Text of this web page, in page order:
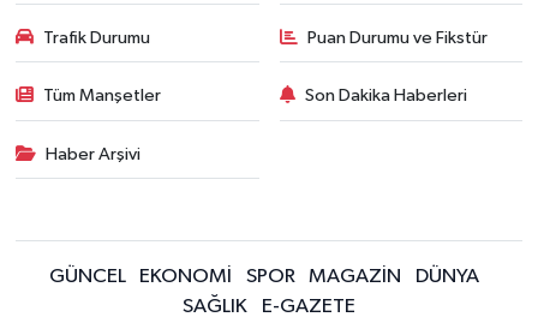
Trafik Durumu Puan Durumu ve Fikstür
Tüm Manşetler Son Dakika Haberleri
Haber Arşivi
GÜNCEL EKONOMİ SPOR MAGAZİN
DÜNYA
SAĞLIK
E-GAZETE